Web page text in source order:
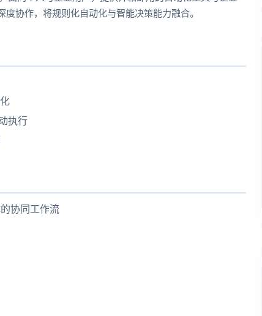
协作，将规则化自动化与智能决策能力融合。
执行
协同工作流